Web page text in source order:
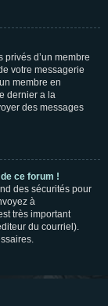
d’un membre
votre messagerie
membre en
dernier a la
des messages
ce forum !
des sécurités pour
à
très important
du courriel).